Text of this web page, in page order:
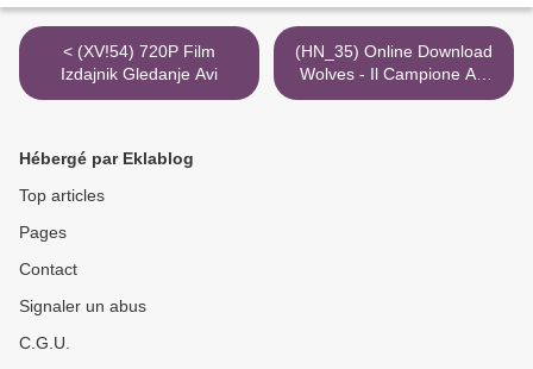
< (XV!54) 720P Film
Izdajnik Gledanje Avi
(HN_35) Online Download
Wolves - Il Campione Avi
1080P >
Hébergé par Eklablog
Top articles
Pages
Contact
Signaler un abus
C.G.U.